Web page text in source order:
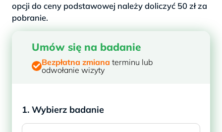
opcji do ceny podstawowej należy doliczyć 50 zł za
pobranie.
Umów się na badanie
Bezpłatna zmiana terminu lub
odwołanie wizyty
1. Wybierz badanie